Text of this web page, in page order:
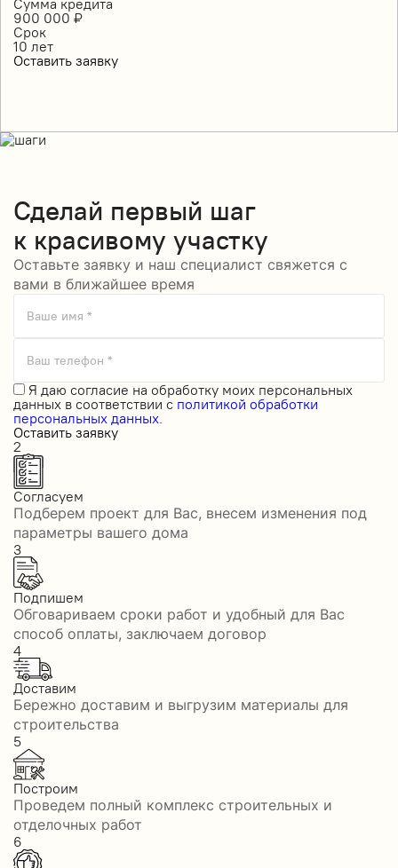
Сумма кредита
900 000 ₽
Срок
10 лет
Оставить заявку
Сделай первый шаг
к красивому участку
Оставьте заявку и наш специалист свяжется с
вами в ближайшее время
Ваше имя *
Ваш телефон *
Я даю согласие на обработку моих персональных
данных в соответствии с политикой обработки
персональных данных.
Оставить заявку
2
Согласуем
Подберем проект для Вас, внесем изменения под
параметры вашего дома
3
Подпишем
Обговариваем сроки работ и удобный для Вас
способ оплаты, заключаем договор
4
Доставим
Бережно доставим и выгрузим материалы для
строительства
5
Построим
Проведем полный комплекс строительных и
отделочных работ
6